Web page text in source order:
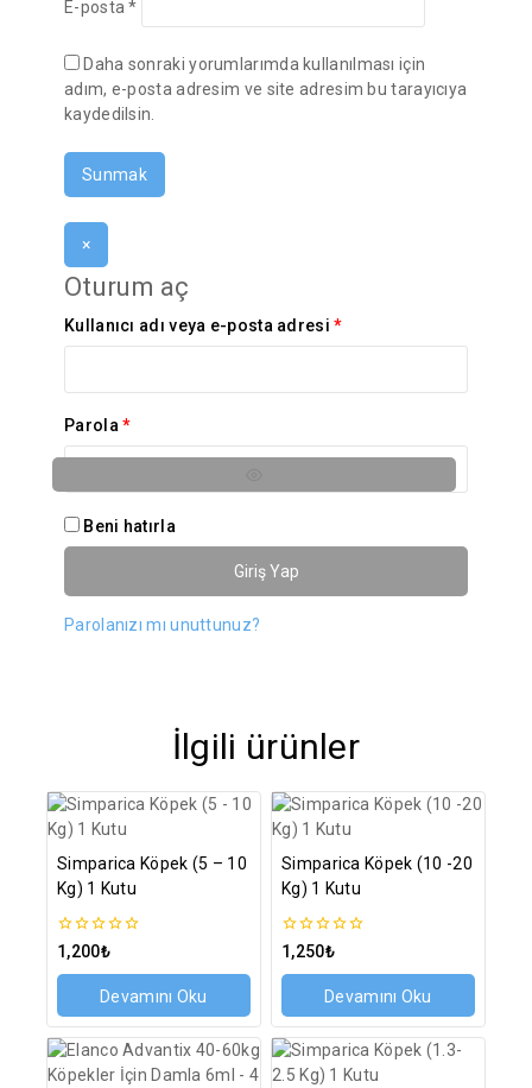
E-posta*
Daha sonraki yorumlarımda kullanılması için
adım, e-posta adresim ve site adresim bu tarayıcıya
kaydedilsin.
×
Oturum aç
Kullanıcı adı veya e-posta adresi*
Parola*
Beni hatırla
Giriş Yap
Parolanızı mı unuttunuz?
İlgili ürünler
Simparica Köpek (5 – 10
Kg) 1 Kutu
0
üzerinden
1,200₺
Devamını Oku
Simparica Köpek (10 -20
Kg) 1 Kutu
0
üzerinden
1,250₺
Devamını Oku